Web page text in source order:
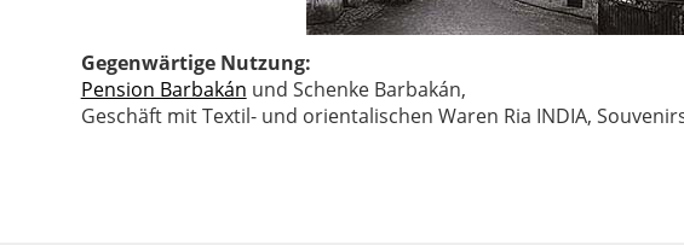
Gegenwärtige Nutzung:
Pension Barbakán und Schenke Barbakán,
Geschäft mit Textil- und orientalischen Waren Ria INDIA,